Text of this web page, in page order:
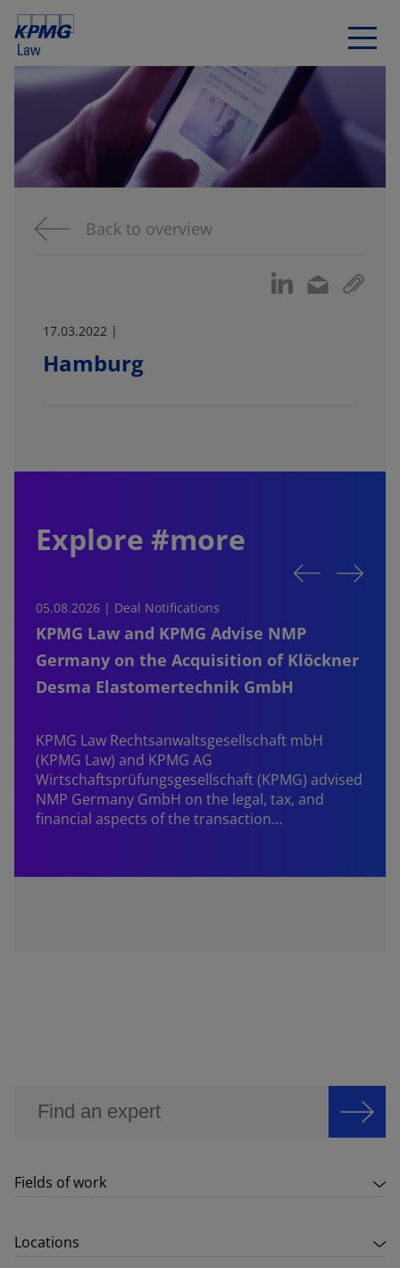
Back to overview
17.03.2022 |
Hamburg
Explore #more
05.08.2026 | Deal Notifications
KPMG Law and KPMG Advise NMP
Germany on the Acquisition of Klöckner
Desma Elastomertechnik GmbH
KPMG Law Rechtsanwaltsgesellschaft mbH
(KPMG Law) and KPMG AG
Wirtschaftsprüfungsgesellschaft (KPMG) advised
NMP Germany GmbH on the legal, tax, and
financial aspects of the transaction…
Fields of work
Locations